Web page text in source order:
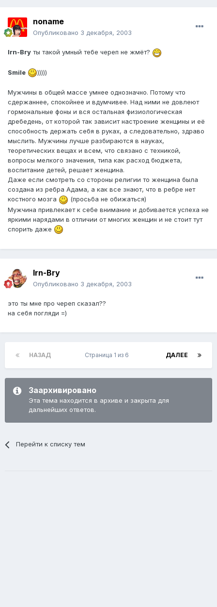
noname
Опубликовано 3 декабря, 2003
Irn-Bry ты такой умный тебе череп не жмёт?
Smile )))))
Мужчины в общей массе умнее однозначно. Потому что
сдержаннее, спокойнее и вдумчивее. Над ними не довлеют
гормональные фоны и вся остальная физиологическая
дребедень, от которой так зависит настроение женщины и её
способность держать себя в руках, а следовательно, здраво
мыслить. Мужчины лучше разбираются в науках,
теоретических вещах и всем, что связано с техникой,
вопросы мелкого значения, типа как расход бюджета,
воспитание детей, решает женщина.
Даже если смотреть со стороны религии то женщина была
создана из ребра Адама, а как все знают, что в ребре нет
костного мозга
(просьба не обижаться)
Мужчина привлекает к себе внимание и добивается успеха не
яркими нарядами в отличии от многих женщин и не стоит тут
спорить даже
Irn-Bry
Опубликовано 3 декабря, 2003
это ты мне про череп сказал??
на себя погляди =)
НАЗАД ДАЛЕЕ
Страница 1 из 6
Заархивировано
Эта тема находится в архиве и закрыта для
дальнейших ответов.
Перейти к списку тем